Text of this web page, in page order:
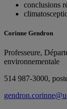
conclusions
Corinne Gendron
Professeure,
environnementale
514 987-3000,